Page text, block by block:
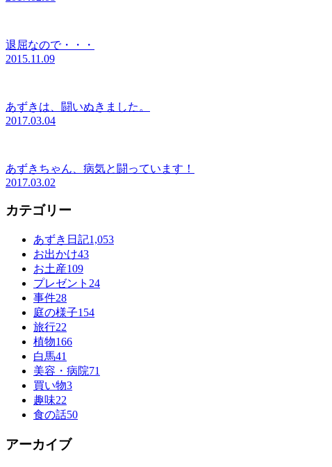
退屈なので・・・
2015.11.09
あずきは、闘いぬきました。
2017.03.04
あずきちゃん、病気と闘っています！
2017.03.02
カテゴリー
あずき日記1,053
お出かけ43
お土産109
プレゼント 24
事件28
庭の様子154
旅行22
植物166
白馬41
美容・病院71
買い物3
趣味22
食の話50
アーカイブ